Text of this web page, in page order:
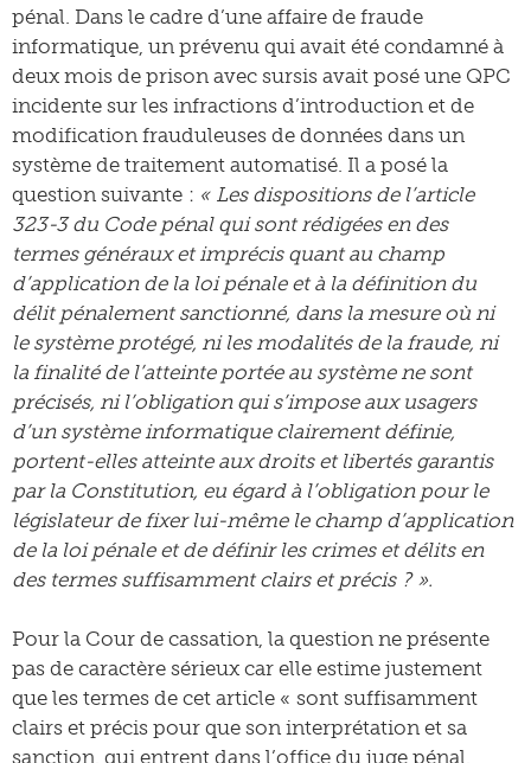
pénal. Dans le cadre d’une affaire de fraude
informatique, un prévenu qui avait été condamné à
deux mois de prison avec sursis avait posé une QPC
incidente sur les infractions d’introduction et de
modification frauduleuses de données dans un
système de traitement automatisé. Il a posé la
question suivante : « Les dispositions de l’article
323-3 du Code pénal qui sont rédigées en des
termes généraux et imprécis quant au champ
d’application de la loi pénale et à la définition du
délit pénalement sanctionné, dans la mesure où ni
le système protégé, ni les modalités de la fraude, ni
la finalité de l’atteinte portée au système ne sont
précisés, ni l’obligation qui s’impose aux usagers
d’un système informatique clairement définie,
portent-elles atteinte aux droits et libertés garantis
par la Constitution, eu égard à l’obligation pour le
législateur de fixer lui-même le champ d’application
de la loi pénale et de définir les crimes et délits en
des termes suffisamment clairs et précis ? ».
Pour la Cour de cassation, la question ne présente
pas de caractère sérieux car elle estime justement
que les termes de cet article « sont suffisamment
clairs et précis pour que son interprétation et sa
sanction, qui entrent dans l’office du juge pénal,